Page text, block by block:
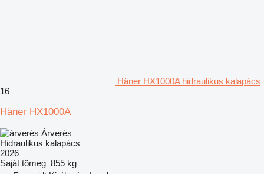
Häner HX1000A hidraulikus kalapács
16
Häner HX1000A
Árverés
Hidraulikus kalapács
2026
Saját tömeg 855 kg